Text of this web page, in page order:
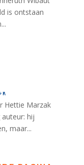
is ontstaan
Hettie Marzak
hij
maar...